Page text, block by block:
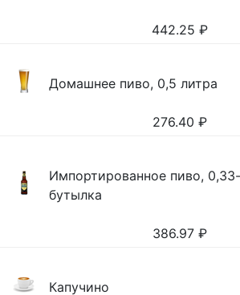
442.25 ₽
Домашнее пиво, 0,5 литра
276.40 ₽
Импортированное пиво,
бутылка
386.97 ₽
Капучино